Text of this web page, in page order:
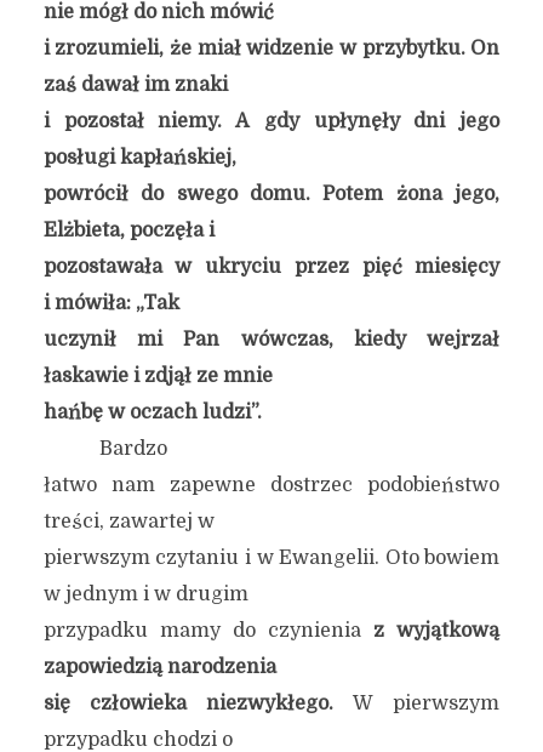
nie mógł do nich mówić
i zrozumieli, że miał widzenie w przybytku. On
zaś dawał im znaki
i pozostał niemy. A gdy upłynęły dni jego
posługi kapłańskiej,
powrócił do swego domu. Potem żona jego,
Elżbieta, poczęła i
pozostawała w ukryciu przez pięć miesięcy
i mówiła: „Tak
uczynił mi Pan wówczas, kiedy wejrzał
łaskawie i zdjął ze mnie
hańbę w oczach ludzi”.
Bardzo
łatwo nam zapewne dostrzec podobieństwo
treści, zawartej w
pierwszym czytaniu i w Ewangelii. Oto bowiem
w jednym i w drugim
przypadku mamy do czynienia z wyjątkową
zapowiedzią narodzenia
się człowieka niezwykłego.W pierwszym
przypadku chodzi o